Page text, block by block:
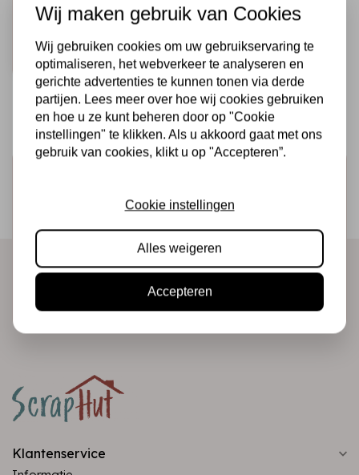
€2,25 Op voorraad
Snel toevoegen
Ontvang als eerste onze actie en nieuwe producten
Klantenservice
Wij maken gebruik van Cookies
Wij gebruiken cookies om uw gebruikservaring te
optimaliseren, het webverkeer te analyseren en
gerichte advertenties te kunnen tonen via derde
partijen. Lees meer over hoe wij cookies gebruiken
en hoe u ze kunt beheren door op "Cookie
instellingen" te klikken. Als u akkoord gaat met ons
gebruik van cookies, klikt u op "Accepteren”.
Cookie instellingen
Alles weigeren
Accepteren